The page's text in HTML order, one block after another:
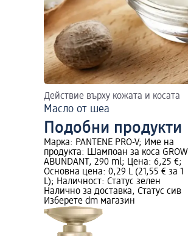
Действие върху кожата и косата
Масло от шеа
Подобни продукти
Марка: PANTENE PRO-V; Име на
продукта: Шампоан за коса GROW
ABUNDANT, 290 ml; Цена: 6,25 €;
Основна цена: 0,29 L (21,55 € за 1
L); Наличност: Статус зелен
Налично за доставка, Статус сив
Изберете dm магазин